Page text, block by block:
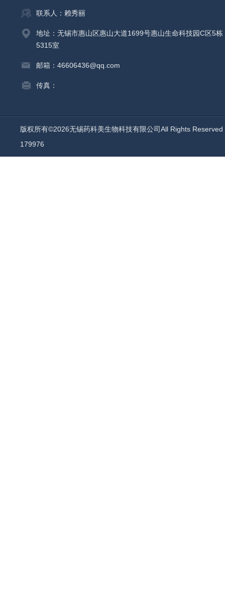
联系人：赖秀丽
地址：无锡市惠山区惠山大道1699号惠山生命科技园C区5栋
5315室
邮箱：46606436@qq.com
传真：
版权所有©2026无锡药科美生物科技有限公司All Rights
179976